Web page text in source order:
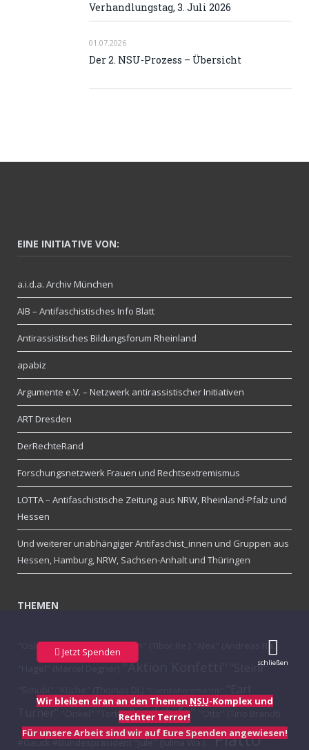
Verhandlungstag, 3. Juli 2026
01.07.2026
Der 2. NSU-Prozess – Übersicht
EINE INITIATIVE VON:
a.i.d.a. Archiv München
AIB – Antifaschistisches Info Blatt
Antirassistisches Bildungsforum Rheinland
apabiz
Argumente e.V. – Netzwerk antirassistischer Initiativen
ART Dresden
DerRechteRand
Forschungsnetzwerk Frauen und Rechtsextremismus
LOTTA – Antifaschistische Zeitung aus NRW, Rheinland-Pfalz und
Hessen
Und weiterer unabhängiger Antifaschist_innen und Gruppen aus
Hessen, Hamburg, NRW, Sachsen-Anhalt und Thüringen
THEMEN
"Oskar" (Tino Brandt)"Tristan" (Tibor Re.)
"Alex" (Andreas Ra.)
"Aktion Konfetti" "Steini"
"Torte""endstufe"
#Gauck #Bundespräsident"Jule" (Julina Wa.)"Piatto"
schließen
Jetzt Spenden
Wir bleiben dran an den Themen NSU-Komplex und
Rechter Terror!
Für unsere Arbeit sind wir auf Eure Spenden angewiesen!